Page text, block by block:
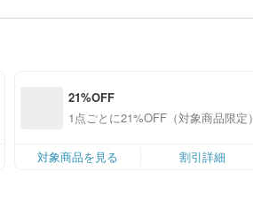
21%OFF
1点ごとに21%OFF（対象商品限定）
対象商品を見る 割引詳細